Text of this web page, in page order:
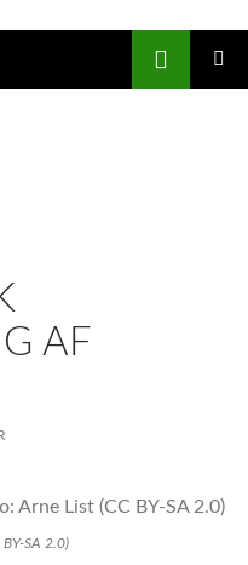
AF
BY-SA 2.0)